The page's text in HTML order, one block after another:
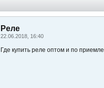
Реле
22.06.2018, 16:40
Где купить реле оптом и по